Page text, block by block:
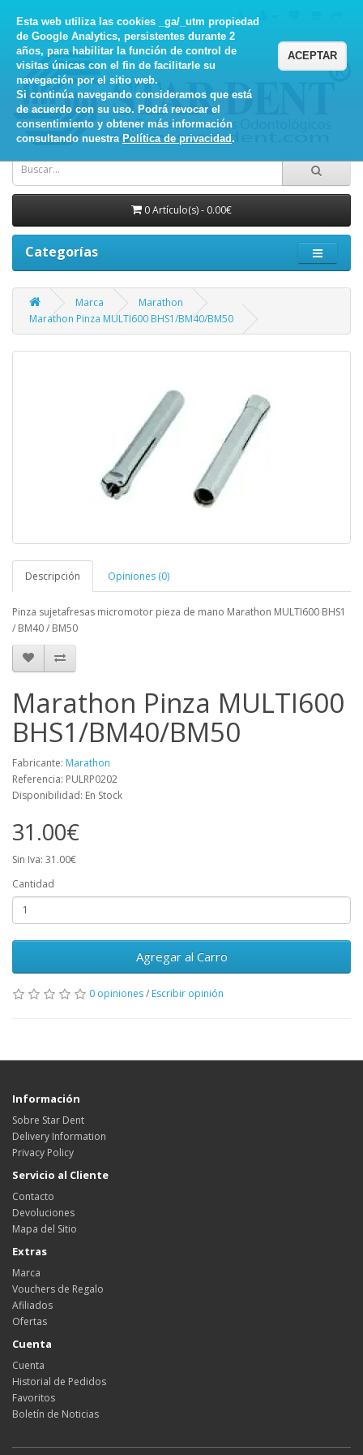
Esta web utiliza las cookies _ga/_utm propiedad
de Google Analytics, persistentes durante 2
años, para habilitar la función de control de
visitas únicas con el fin de facilitarle su
navegación por el sitio web.
Si continúa navegando consideramos que está
de acuerdo con su uso. Podrá revocar el
consentimiento y obtener más información
consultando nuestra Política de privacidad.
ACEPTAR
0 Artículo(s) - 0.00€
Categorías
Marca
Marathon
Marathon Pinza MULTI600 BHS1/BM40/BM50
Descripción Opiniones (0)
Pinza sujetafresas micromotor pieza de mano Marathon MULTI600 BHS1
/ BM40 / BM50
Marathon Pinza MULTI600
BHS1/BM40/BM50
Fabricante: Marathon
Referencia: PULRP0202
Disponibilidad: En Stock
31.00€
Sin Iva: 31.00€
Cantidad
Agregar al Carro
0 opiniones/ Escribir opinión
Información
Sobre Star Dent
Delivery Information
Privacy Policy
Servicio al Cliente
Contacto
Devoluciones
Mapa del Sitio
Extras
Marca
Vouchers de Regalo
Afiliados
Ofertas
Cuenta
Cuenta
Historial de Pedidos
Favoritos
Boletín de Noticias